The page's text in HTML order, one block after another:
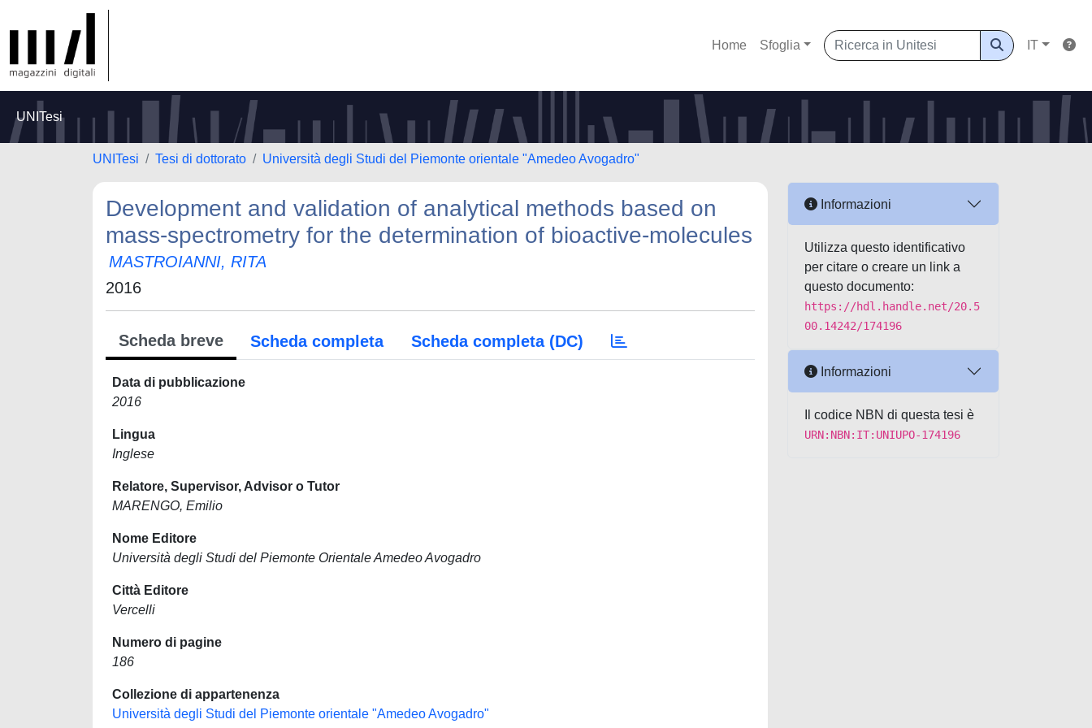
Home Sfoglia IT
UNITesi
UNITesi Tesi di dottorato Università degli Studi del Piemonte orientale "Amedeo Avogadro"
Development and validation of analytical methods based on
mass-spectrometry for the determination of bioactive-molecules
MASTROIANNI, RITA
2016
Scheda breve Scheda completa Scheda completa (DC)
Data di pubblicazione
2016
Lingua
Inglese
Relatore, Supervisor, Advisor o Tutor
MARENGO, Emilio
Nome Editore
Università degli Studi del Piemonte Orientale Amedeo Avogadro
Città Editore
Vercelli
Numero di pagine
186
Collezione di appartenenza
Università degli Studi del Piemonte orientale "Amedeo Avogadro"
Informazioni
Utilizza questo identificativo
per citare o creare un link a
questo documento:
https://hdl.handle.net/20.5
00.14242/174196
Informazioni
Il codice NBN di questa tesi è
URN:NBN:IT:UNIUPO-174196